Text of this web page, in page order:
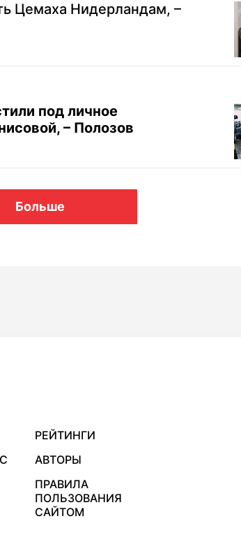
Цемаха Нидерландам, –
под личное
– Полозов
Больше
РЕЙТИНГИ
АВТОРЫ
ПРАВИЛА
ПОЛЬЗОВАНИЯ
САЙТОМ